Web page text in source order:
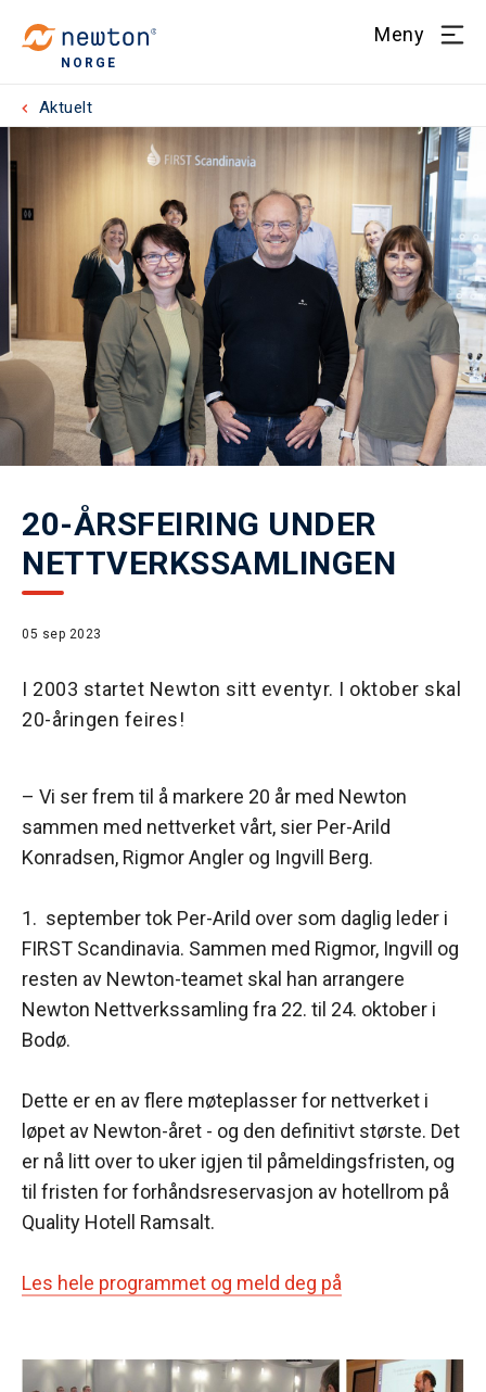
NORGE
Meny
Aktuelt
20-ÅRSFEIRING UNDER
NETTVERKSSAMLINGEN
05 sep 2023
I 2003 startet Newton sitt eventyr. I oktober skal
20-åringen feires!
– Vi ser frem til å markere 20 år med Newton
sammen med nettverket vårt, sier Per-Arild
Konradsen, Rigmor Angler og Ingvill Berg.
1. september tok Per-Arild over som daglig leder i
FIRST Scandinavia. Sammen med Rigmor, Ingvill og
resten av Newton-teamet skal han arrangere
Newton Nettverkssamling fra 22. til 24. oktober i
Bodø.
Dette er en av flere møteplasser for nettverket i
løpet av Newton-året - og den definitivt største. Det
er nå litt over to uker igjen til påmeldingsfristen, og
til fristen for forhåndsreservasjon av hotellrom på
Quality Hotell Ramsalt.
Les hele programmet og meld deg på